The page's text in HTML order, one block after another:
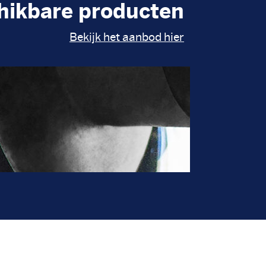
producten
Bekijk het aanbod hier